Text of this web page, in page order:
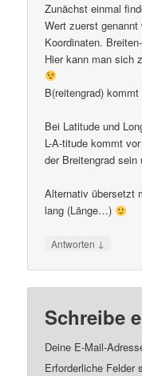
Zunächst einmal
Wert zuerst
Koordinaten.
Hier kann man sich
B(reitengrad)
Bei Latitude und
L-A-titude kommt
der Breitengrad sein
Alternativ übersetzt
lang (Länge…)
Antworten ↓
Schreibe
Deine E-Mail-
Erforderliche Felder